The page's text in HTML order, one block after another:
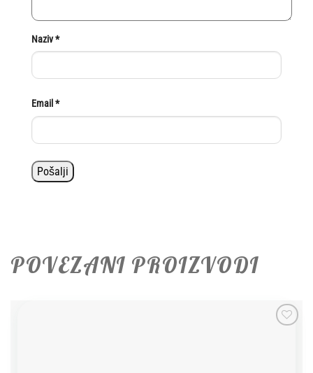
Naziv*
Email *
POVEZANI PROIZVODI